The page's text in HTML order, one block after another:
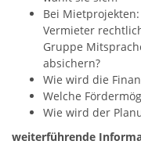
Bei
Vermieter
Gruppe
absichern?
Wie wird die
Welche
Wie wird der
weiterführende